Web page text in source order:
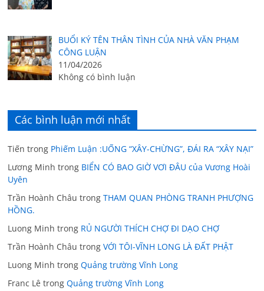
BUỔI KÝ TÊN THÂN TÌNH CỦA NHÀ VĂN PHẠM
CÔNG LUẬN
11/04/2026
Không có bình luận
Các bình luận mới nhất
Tiến trong Phiếm Luận :UỐNG “XÂY-CHỪNG”, ĐÁI RA “XÂY NẠI”
Lương Minh trong BIỂN CÓ BAO GIỜ VƠI ĐÂU của Vương Hoài
Uyên
Trần Hoành Châu trongTHAM QUAN PHÒNG TRANH PHƯỢNG
HỒNG.
Luong Minh trong RỦ NGƯỜI THÍCH CHỢ ĐI DẠO CHỢ
Trần Hoành Châu trongVỚI TÔI-VĨNH LONG LÀ ĐẤT PHẬT
Luong Minh trongQuảng trường Vĩnh Long
Franc Lê trongQuảng trường Vĩnh Long